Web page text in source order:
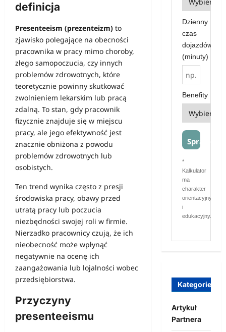
definicja
Presenteeism (prezenteizm) to
zjawisko polegające na obecności
pracownika w pracy mimo choroby,
złego samopoczucia, czy innych
problemów zdrowotnych, które
teoretycznie powinny skutkować
zwolnieniem lekarskim lub pracą
zdalną. To stan, gdy pracownik
fizycznie znajduje się w miejscu
pracy, ale jego efektywność jest
znacznie obniżona z powodu
problemów zdrowotnych lub
osobistych.
Ten trend wynika często z presji
środowiska pracy, obawy przed
utratą pracy lub poczucia
niezbędności swojej roli w firmie.
Nierzadko pracownicy czują, że ich
nieobecność może wpłynąć
negatywnie na ocenę ich
zaangażowania lub lojalności wobec
przedsiębiorstwa.
Przyczyny
presenteeismu
Dzienny
czas
dojazdów
(minuty)
Benefity
Sprawdź
*
Kalkulator
ma
charakter
orientacyjny
i
edukacyjny.
Kategorie
Artykuł
Partnera